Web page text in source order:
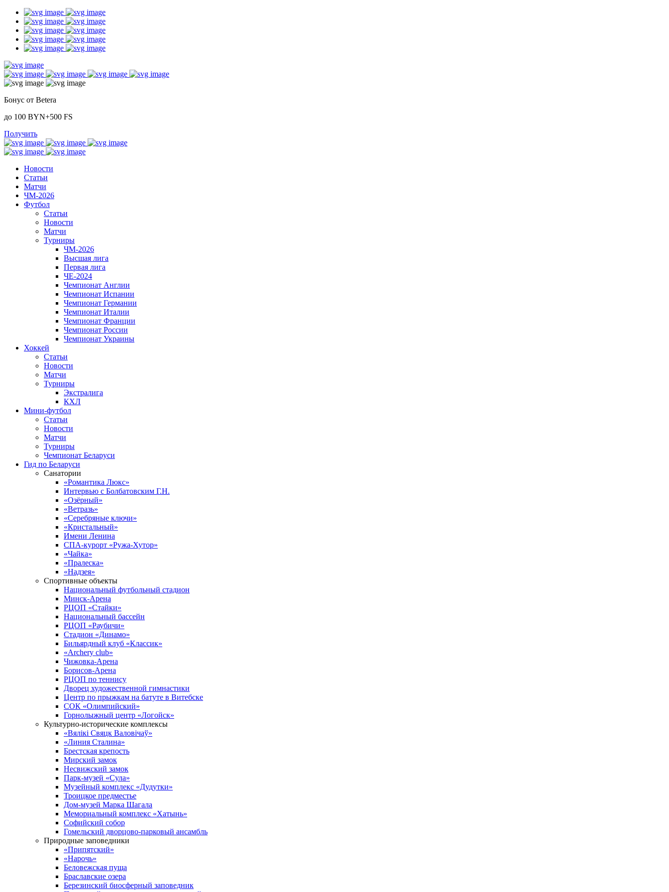
Бонус от Betera
до 100 BYN+500 FS
Получить
Новости
Статьи
Матчи
ЧМ-2026
Футбол
Статьи
Новости
Матчи
Турниры
ЧМ-2026
Высшая лига
Первая лига
ЧЕ-2024
Чемпионат Англии
Чемпионат Испании
Чемпионат Германии
Чемпионат Италии
Чемпионат Франции
Чемпионат России
Чемпионат Украины
Хоккей
Статьи
Новости
Матчи
Турниры
Экстралига
КХЛ
Мини-футбол
Статьи
Новости
Матчи
Турниры
Чемпионат Беларуси
Гид по Беларуси
Санатории
«Романтика Люкс»
Интервью с Болбатовским Г.Н.
«Озёрный»
«Ветразь»
«Серебряные ключи»
«Кристальный»
Имени Ленина
СПА-курорт «Ружа-Хутор»
«Чайка»
«Пралеска»
«Надзея»
Спортивные объекты
Национальный футбольный стадион
Минск-Арена
РЦОП «Стайки»
Национальный бассейн
РЦОП «Раубичи»
Стадион «Динамо»
Бильярдный клуб «Классик»
«Archery club»
Чижовка-Арена
Борисов-Арена
РЦОП по теннису
Дворец художественной гимнастики
Центр по прыжкам на батуте в Витебске
СОК «Олимпийский»
Горнолыжный центр «Логойск»
Культурно-исторические комплексы
«Вялікі Свяцк Валовічаў»
«Линия Сталина»
Брестская крепость
Мирский замок
Несвижский замок
Парк-музей «Сула»
Музейный комплекс «Дудутки»
Троицкое предместье
Дом-музей Марка Шагала
Мемориальный комплекс «Хатынь»
Софийский собор
Гомельский дворцово-парковый ансамбль
Природные заповедники
«Припятский»
«Нарочь»
Беловежская пуща
Браславские озера
Березинский биосферный заповедник